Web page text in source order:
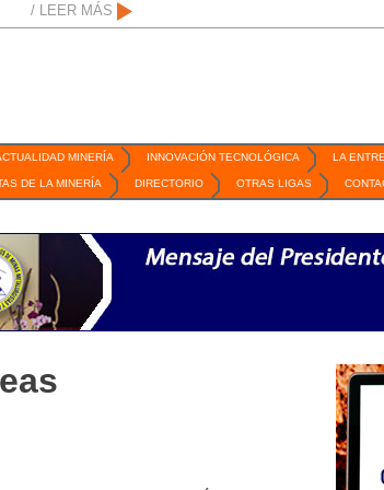
2026 / San Luis Potosí, SLP / Mexico Mining Forum / 2
/ LEER MÁS
MINERÍA INNOVACIÓN TECNOLÓGICA LA
DE LA MINERÍA DIRECTORIO OTRAS LIGAS